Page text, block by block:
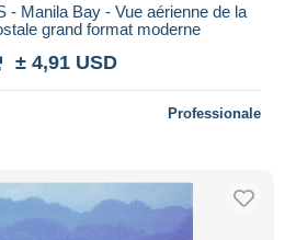
- Manila Bay - Vue aérienne de la
grand format moderne
± 4,91 USD
Professionale